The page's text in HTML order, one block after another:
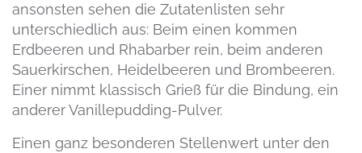
ansonsten sehen die Zutatenlisten sehr
unterschiedlich aus: Beim einen kommen
Erdbeeren und Rhabarber rein, beim anderen
Sauerkirschen, Heidelbeeren und Brombeeren.
Einer nimmt klassisch Grieß für die Bindung, ein
anderer Vanillepudding-Pulver.
Einen ganz besonderen Stellenwert unter den